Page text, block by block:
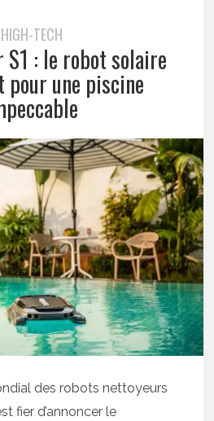
HIGH-TECH
S1 : le robot solaire
une piscine
des robots nettoyeurs
fier d’annoncer le